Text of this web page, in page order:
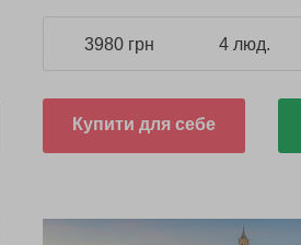
3980 грн 4 люд.
Купити для себе